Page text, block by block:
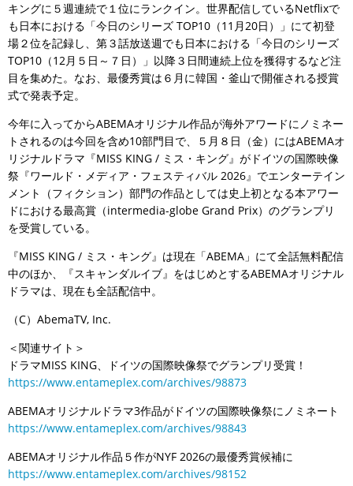
キングに５週連続で１位にランクイン。世界配信しているNetflixで
も日本における「今日のシリーズ TOP10（11月20日）」にて初登
場２位を記録し、第３話放送週でも日本における「今日のシリーズ
TOP10（12月５日～７日）」以降３日間連続上位を獲得するなど注
目を集めた。なお、最優秀賞は６月に韓国・釜山で開催される授賞
式で発表予定。
今年に入ってからABEMAオリジナル作品が海外アワードにノミネー
トされるのは今回を含め10部門目で、５月８日（金）にはABEMAオ
リジナルドラマ『MISS KING / ミス・キング』がドイツの国際映像
祭『ワールド・メディア・フェスティバル 2026』でエンターテイン
メント（フィクション）部門の作品としては史上初となる本アワー
ドにおける最高賞（intermedia-globe Grand Prix）のグランプリ
を受賞している。
『MISS KING / ミス・キング』は現在「ABEMA」にて全話無料配信
中のほか、『スキャンダルイブ』をはじめとするABEMAオリジナル
ドラマは、現在も全話配信中。
（C）AbemaTV, Inc.
＜関連サイト＞
ドラマMISS KING、ドイツの国際映像祭でグランプリ受賞！
https://www.entameplex.com/archives/98873
ABEMAオリジナルドラマ3作品がドイツの国際映像祭にノミネート
https://www.entameplex.com/archives/98843
ABEMAオリジナル作品５作がNYF 2026の最優秀賞候補に
https://www.entameplex.com/archives/98152